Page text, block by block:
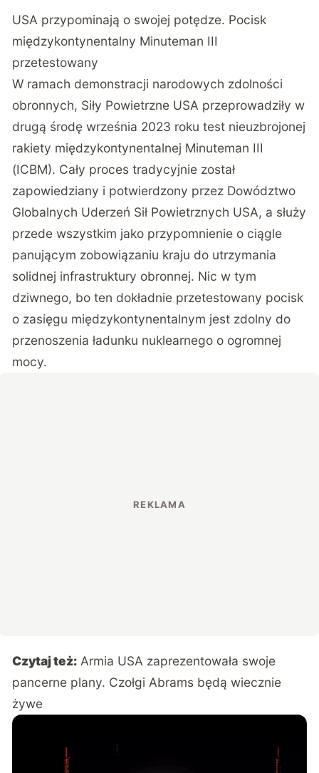
USA przypominają o swojej potędze. Pocisk
międzykontynentalny Minuteman III
przetestowany
W ramach demonstracji narodowych zdolności
obronnych, Siły Powietrzne USA przeprowadziły w
drugą środę września 2023 roku test nieuzbrojonej
rakiety międzykontynentalnej Minuteman III
(ICBM). Cały proces tradycyjnie został
zapowiedziany i potwierdzony przez Dowództwo
Globalnych Uderzeń Sił Powietrznych USA, a służy
przede wszystkim jako przypomnienie o ciągle
panującym zobowiązaniu kraju do utrzymania
solidnej infrastruktury obronnej. Nic w tym
dziwnego, bo ten dokładnie przetestowany pocisk
o zasięgu międzykontynentalnym jest zdolny do
przenoszenia ładunku nuklearnego o ogromnej
mocy.
Czytaj też: Armia USA zaprezentowała swoje
pancerne plany. Czołgi Abrams będą wiecznie
żywe